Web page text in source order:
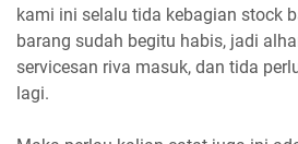
kami ini selalu tida kebagian stock
barang sudah begitu habis, jadi
servicesan riva masuk, dan tida
lagi.